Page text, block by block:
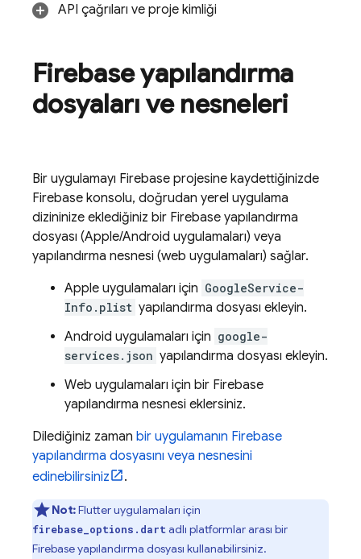
API çağrıları ve proje kimliği
Firebase yapılandırma
dosyaları ve nesneleri
Bir uygulamayı Firebase projesine kaydettiğinizde
Firebase konsolu, doğrudan yerel uygulama
dizininize eklediğiniz bir Firebase yapılandırma
dosyası (Apple/Android uygulamaları) veya
yapılandırma nesnesi (web uygulamaları) sağlar.
Apple uygulamaları için GoogleService-
Info.plist yapılandırma dosyası ekleyin.
Android uygulamaları için google-
services.json yapılandırma dosyası ekleyin.
Web uygulamaları için bir Firebase
yapılandırma nesnesi eklersiniz.
Dilediğiniz zaman bir uygulamanın Firebase
yapılandırma dosyasını veya nesnesini
edinebilirsiniz
.
Not:Flutter uygulamaları için
firebase_options.dart adlı platformlar arası bir
Firebase yapılandırma dosyası kullanabilirsiniz.